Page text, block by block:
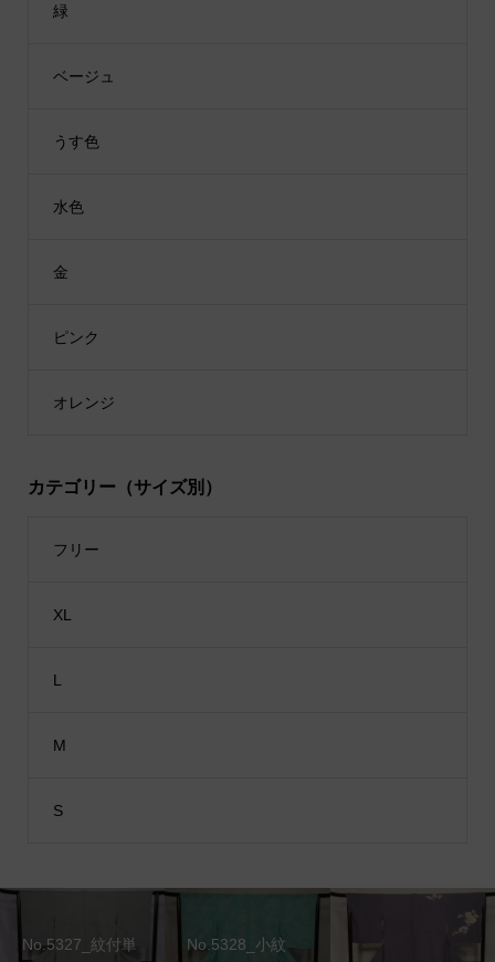
緑
ベージュ
うす色
水色
金
ピンク
オレンジ
カテゴリー（サイズ別）
フリー
XL
L
M
S
No.5327_紋付単
No.5328_小紋